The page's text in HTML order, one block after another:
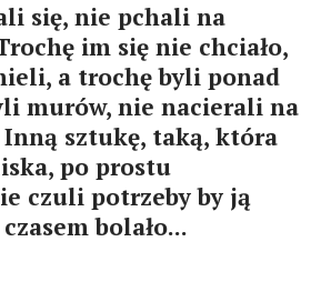
się, nie pchali na
im się nie chciało,
a trochę byli ponad
murów, nie nacierali na
sztukę, taką, która
po prostu
czuli potrzeby by ją
bolało...